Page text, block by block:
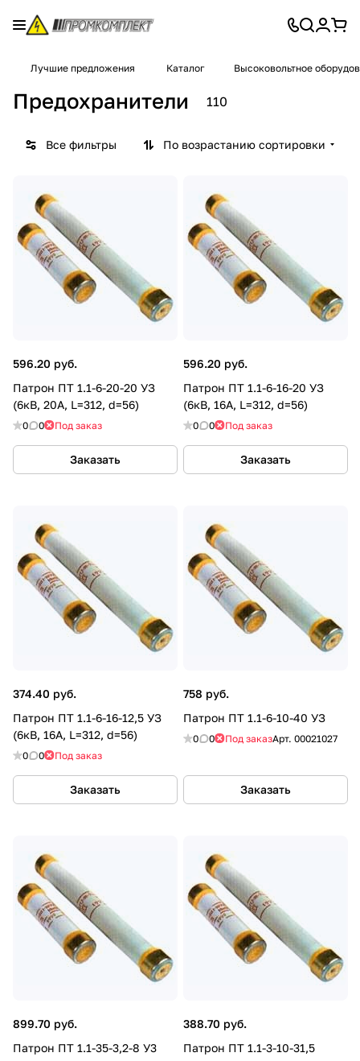
Лучшие предложения Каталог Высоковольтное
Предохранители 110
Все фильтры По возрастанию сортировки
596.20 руб.
Патрон ПТ 1.1-6-20-20 УЗ
(6кВ, 20А, L=312, d=56)
0 0 Под заказ
Заказать
596.20 руб.
Патрон ПТ 1.1-6-16-20 УЗ
(6кВ, 16А, L=312, d=56)
0 0 Под заказ
Заказать
374.40 руб.
Патрон ПТ 1.1-6-16-12,5 УЗ
(6кВ, 16А, L=312, d=56)
0 0 Под заказ
Заказать
758 руб.
Патрон ПТ 1.1-6-10-40 УЗ
0 0 Под заказАрт. 00021027
Заказать
899.70 руб.
Патрон ПТ 1.1-35-3,2-8 У3
388.70 руб.
Патрон ПТ 1.1-3-10-31,5